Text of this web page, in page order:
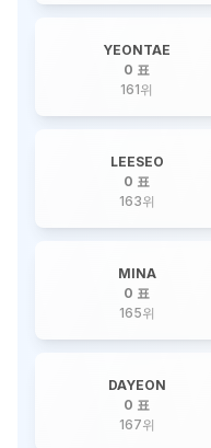
YEONTAE
0 표
161위
LEESEO
0 표
163위
MINA
0 표
165위
DAYEON
0 표
167위